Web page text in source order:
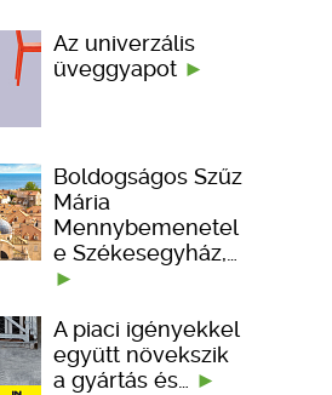
Az univerzális
üveggyapot
Boldogságos Szűz
Mária
Mennybemenetel
e Székesegyház,…
A piaci igényekkel
együtt növekszik
a gyártás és…